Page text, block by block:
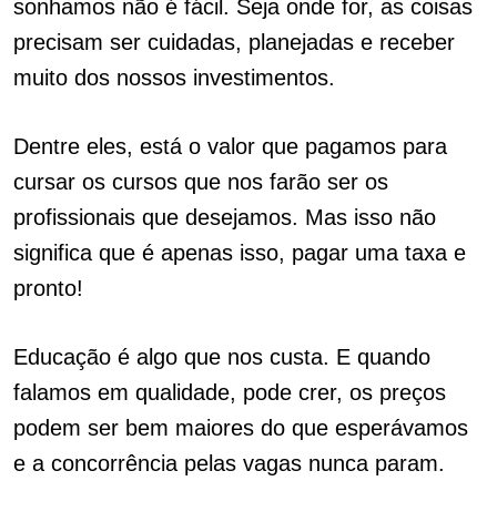
sonhamos não é fácil. Seja onde for, as coisas
precisam ser cuidadas, planejadas e receber
muito dos nossos investimentos.
Dentre eles, está o valor que pagamos para
cursar os cursos que nos farão ser os
profissionais que desejamos. Mas isso não
significa que é apenas isso, pagar uma taxa e
pronto!
Educação é algo que nos custa. E quando
falamos em qualidade, pode crer, os preços
podem ser bem maiores do que esperávamos
e a concorrência pelas vagas nunca param.